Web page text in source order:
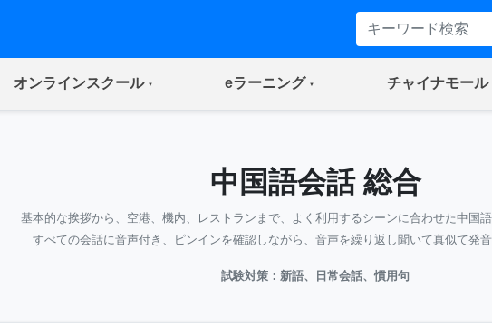
オンラインスクール(current) eラーニング(current) チャイナモール
中国語会話 総合
基本的な挨拶から、空港、機内、レストランまで、よく利用するシーンに合わせた中国語
すべての会話に音声付き、ピンインを確認しながら、音声を繰り返し聞いて真似て発音
試験対策：新語、日常会話、慣用句